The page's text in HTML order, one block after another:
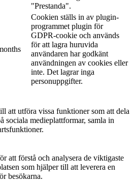
"Prestanda".
Cookien ställs in av plugin-
programmet plugin för
GDPR-cookie och används
för att lagra huruvida
användaren har godkänt
användningen av cookies eller
inte. Det lagrar inga
personuppgifter.
att utföra vissa funktioner som att dela
sociala medieplattformar, samla in
att förstå och analysera de viktigaste
som hjälper till att leverera en
besökarna.